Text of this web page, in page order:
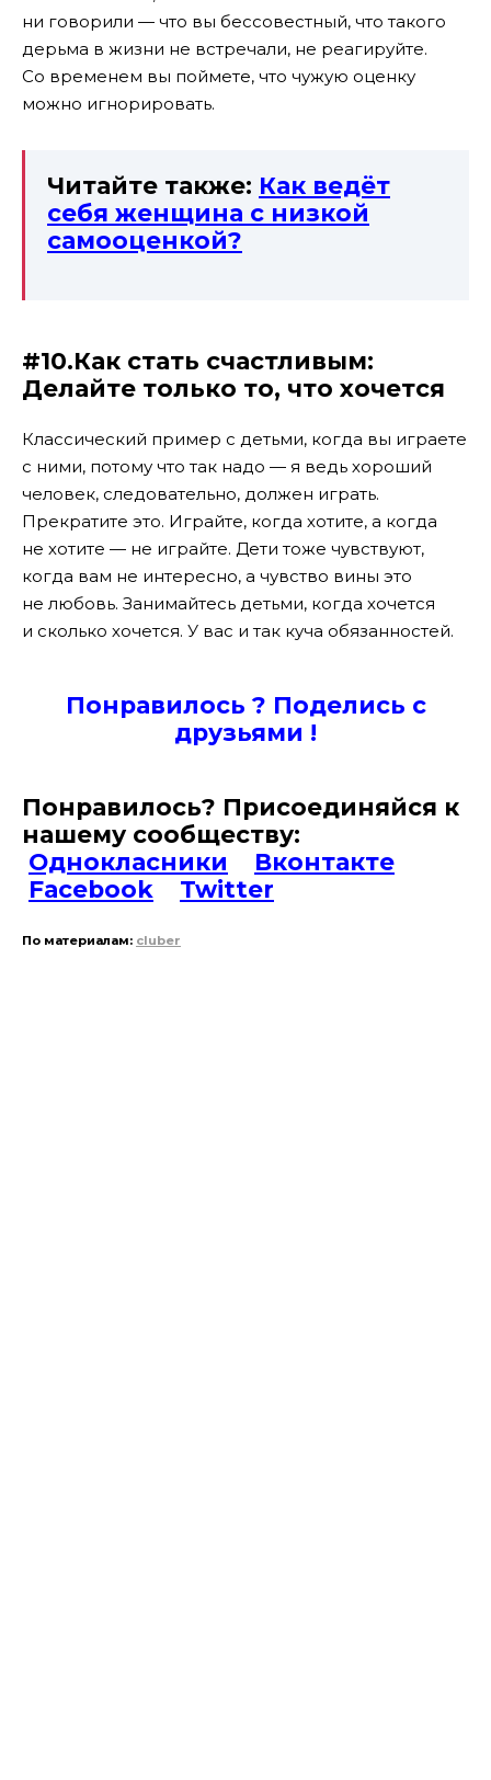
ни говорили — что вы бессовестный, что такого
дерьма в жизни не встречали, не реагируйте.
Со временем вы поймете, что чужую оценку
можно игнорировать.
Читайте также: Как ведёт
себя женщина с низкой
самооценкой?
#10.Как стать счастливым:
Делайте только то, что хочется
Классический пример с детьми, когда вы играете
с ними, потому что так надо — я ведь хороший
человек, следовательно, должен играть.
Прекратите это. Играйте, когда хотите, а когда
не хотите — не играйте. Дети тоже чувствуют,
когда вам не интересно, а чувство вины это
не любовь. Занимайтесь детьми, когда хочется
и сколько хочется. У вас и так куча обязанностей.
Понравилось ? Поделись с
друзьями !
Понравилось? Присоединяйся к
нашему сообществу:
Однокласники
Вконтакте
Facebook
Twitter
По материалам: cluber